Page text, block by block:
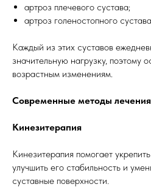
артроз плечевого сустава;
артроз голеностопного
Каждый из этих суставов
значительную нагрузку, поэтому
возрастным изменениям.
Современные методы
Кинезитерапия
Кинезитерапия помогает
улучшить его стабильность и
суставные поверхности.